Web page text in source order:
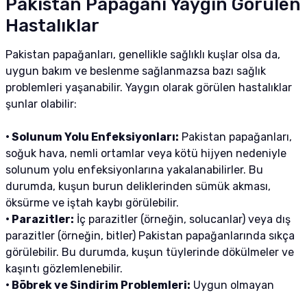
Pakistan Papağanı Yaygın Görülen
Hastalıklar
Pakistan papağanları, genellikle sağlıklı kuşlar olsa da,
uygun bakım ve beslenme sağlanmazsa bazı sağlık
problemleri yaşanabilir. Yaygın olarak görülen hastalıklar
şunlar olabilir:
• Solunum Yolu Enfeksiyonları: Pakistan papağanları,
soğuk hava, nemli ortamlar veya kötü hijyen nedeniyle
solunum yolu enfeksiyonlarına yakalanabilirler. Bu
durumda, kuşun burun deliklerinden sümük akması,
öksürme ve iştah kaybı görülebilir.
• Parazitler: İç parazitler (örneğin, solucanlar) veya dış
parazitler (örneğin, bitler) Pakistan papağanlarında sıkça
görülebilir. Bu durumda, kuşun tüylerinde dökülmeler ve
kaşıntı gözlemlenebilir.
• Böbrek ve Sindirim Problemleri: Uygun olmayan